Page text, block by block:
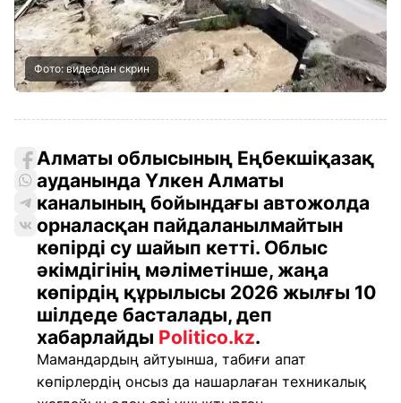
Фото: видеодан скрин
Алматы облысының Еңбекшіқазақ
ауданында Үлкен Алматы
каналының бойындағы автожолда
орналасқан пайдаланылмайтын
көпірді су шайып кетті. Облыс
әкімдігінің мәліметінше, жаңа
көпірдің құрылысы 2026 жылғы 10
шілдеде басталады, деп
хабарлайды Politico.kz.
Мамандардың айтуынша, табиғи апат
көпірлердің онсыз да нашарлаған техникалық